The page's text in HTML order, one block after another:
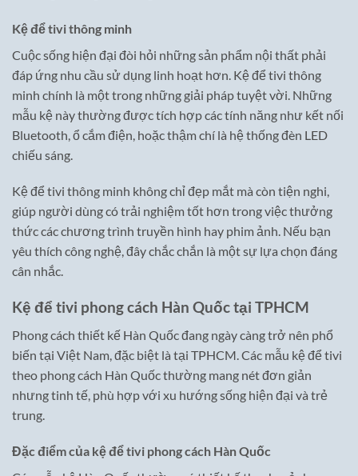
Kệ để tivi thông minh
Cuộc sống hiện đại đòi hỏi những sản phẩm nội thất phải
đáp ứng nhu cầu sử dụng linh hoạt hơn. Kệ để tivi thông
minh chính là một trong những giải pháp tuyệt vời. Những
mẫu kệ này thường được tích hợp các tính năng như kết nối
Bluetooth, ổ cắm điện, hoặc thậm chí là hệ thống đèn LED
chiếu sáng.
Kệ để tivi thông minh không chỉ đẹp mắt mà còn tiện nghi,
giúp người dùng có trải nghiệm tốt hơn trong việc thưởng
thức các chương trình truyền hình hay phim ảnh. Nếu bạn
yêu thích công nghệ, đây chắc chắn là một sự lựa chọn đáng
cân nhắc.
Kệ để tivi phong cách Hàn Quốc tại TPHCM
Phong cách thiết kế Hàn Quốc đang ngày càng trở nên phổ
biến tại Việt Nam, đặc biệt là tại TPHCM. Các mẫu kệ để tivi
theo phong cách Hàn Quốc thường mang nét đơn giản
nhưng tinh tế, phù hợp với xu hướng sống hiện đại và trẻ
trung.
Đặc điểm của kệ để tivi phong cách Hàn Quốc